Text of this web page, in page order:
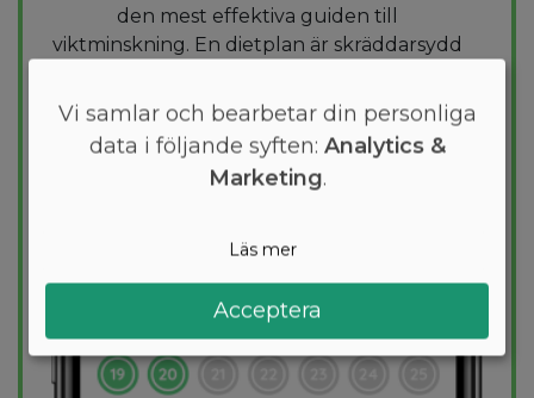
den mest effektiva guiden till
viktminskning. En dietplan är skräddarsydd
säkerställer att du håller dig inom ditt
kalorimål varje dag.
PROVAGRATIS
Vi samlar och bearbetar din personliga
data i följande syften: Analytics &
Marketing.
Läs mer
Acceptera